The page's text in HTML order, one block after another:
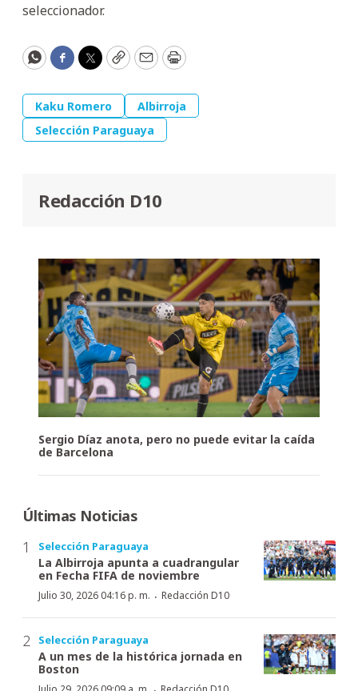
seleccionador.
WhatsApp
Facebook
Twitter
CopyEmailPrint
Kaku Romero
Albirroja
Selección Paraguaya
Redacción D10
Sergio Díaz anota, pero no puede evitar la caída
de Barcelona
Últimas Noticias
Selección Paraguaya
La Albirroja apunta a cuadrangular
en Fecha FIFA de noviembre
Julio 30, 2026 04:16 p. m. · Redacción D10
Selección Paraguaya
A un mes de la histórica jornada en
Boston